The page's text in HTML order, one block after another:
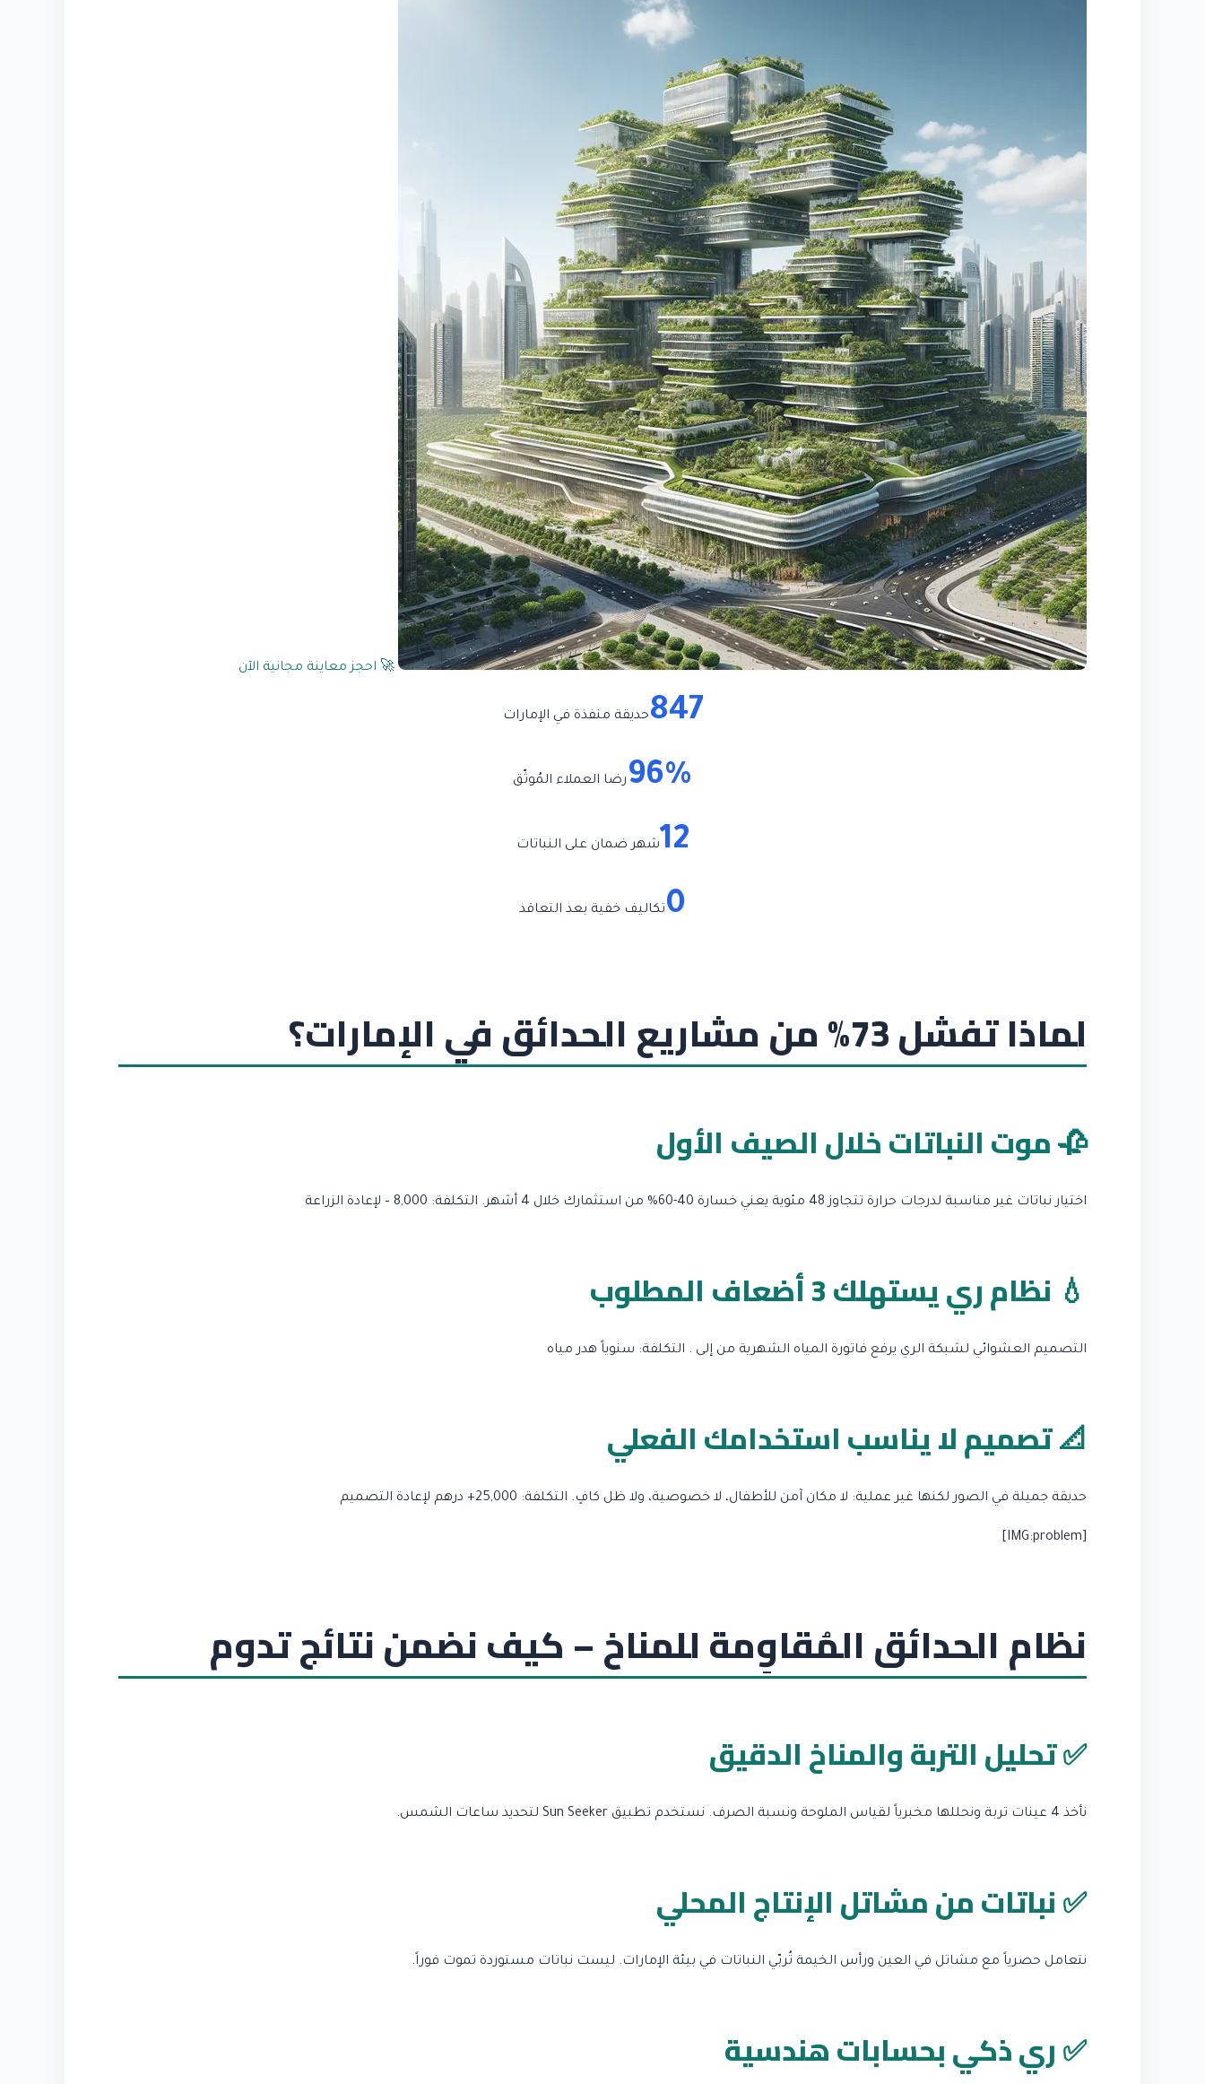
🚀 احجز معاينة مجانية الآن
847حديقة منفذة في الإمارات
96% رضا العملاء المُوثّق
12شهر ضمان على النباتات
0تكاليف خفية بعد التعاقد
لماذا تفشل 73% من مشاريع الحدائق في الإمارات؟
🥀 موت النباتات خلال الصيف الأول
اختيار نباتات غير مناسبة لدرجات حرارة تتجاوز 48 مئوية يعني خسارة 40-60% من استثمارك خلال 4 أشهر. التكلفة: 8,000 – لإعادة الزراعة
💧 نظام ري يستهلك 3 أضعاف المطلوب
التصميم العشوائي لشبكة الري يرفع فاتورة المياه الشهرية من إلى . التكلفة: سنوياً هدر مياه
📐 تصميم لا يناسب استخدامك الفعلي
حديقة جميلة في الصور لكنها غير عملية: لا مكان آمن للأطفال، لا خصوصية، ولا ظل كافٍ. التكلفة: 25,000+ درهم لإعادة التصميم
[IMG:problem]
نظام الحدائق المُقاوِمة للمناخ – كيف نضمن نتائج تدوم
✅ تحليل التربة والمناخ الدقيق
نأخذ 4 عينات تربة ونحللها مخبرياً لقياس الملوحة ونسبة الصرف. نستخدم تطبيق Sun Seeker لتحديد ساعات الشمس.
✅ نباتات من مشاتل الإنتاج المحلي
نتعامل حصرياً مع مشاتل في العين ورأس الخيمة تُربّي النباتات في بيئة الإمارات. ليست نباتات مستوردة تموت فوراً.
✅ ري ذكي بحسابات هندسية